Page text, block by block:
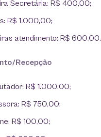
Secretária: R$ 400,00;
R$ 1.000,00;
atendimento: R$ 600,00.
Recepção
R$ 1.000,00;
R$ 750,00;
R$ 100,00;